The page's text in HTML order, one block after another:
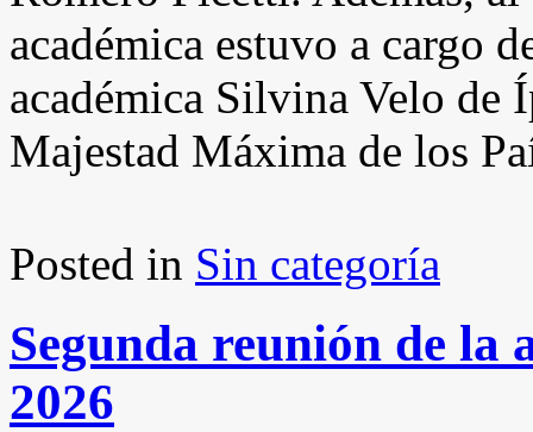
académica estuvo a cargo
académica Silvina Velo de
Majestad Máxima de los
Posted in Sin categoría
Segunda reunión de la
2026